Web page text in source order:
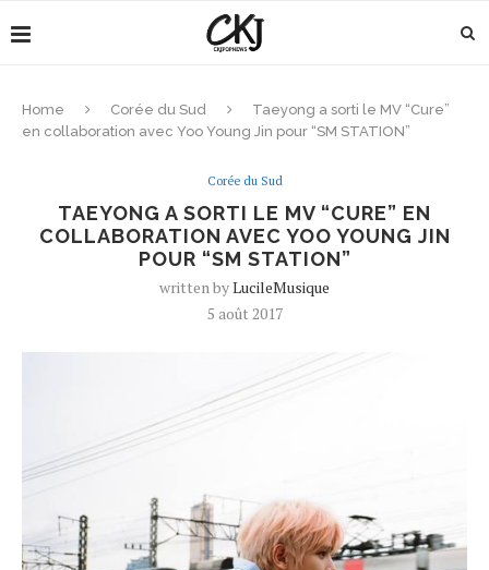
Home Corée du Sud
Taeyong a sorti le MV “Cure”
en collaboration avec Yoo Young Jin pour “SM STATION”
Corée du Sud
TAEYONG A SORTI LE MV “CURE” EN
COLLABORATION AVEC YOO YOUNG JIN
POUR “SM STATION”
written byLucileMusique
5 août 2017